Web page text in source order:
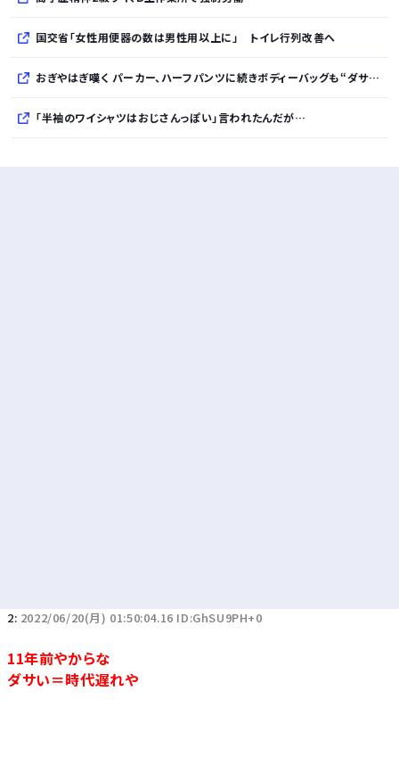
国交省「女性用便器の数は男性用以上に」 トイレ行列改善へ
おぎやはぎ嘆く パーカー、ハーフパンツに続きボディーバッグも“ダサい”論争に「なんでおじさんだけ言われるの？」
「半袖のワイシャツはおじさんっぽい」言われたんだが…
2: 2022/06/20(月) 01:50:04.16 ID:GhSU9PH+0
11年前やからな
ダサい＝時代遅れや